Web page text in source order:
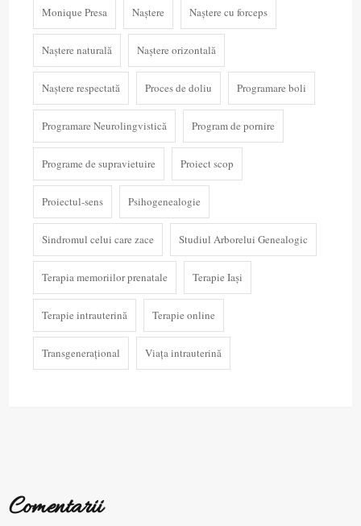
Monique Presa Naștere Naștere cu forceps
Naștere naturală Naștere orizontală
Naștere respectată Proces de doliu Programare boli
Programare Neurolingvistică Program de pornire
Programe de supravietuire Proiect scop
Proiectul-sens Psihogenealogie
Sindromul celui care zace Studiul Arborelui Genealogic
Terapia memoriilor prenatale Terapie Iași
Terapie intrauterină Terapie online
Transgenerațional Viața intrauterină
Comentarii